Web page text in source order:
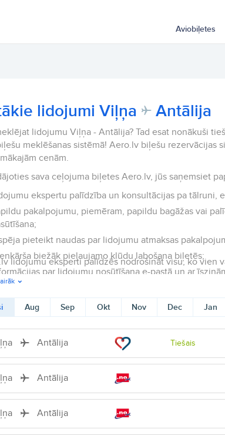
Aviobiļetes
lidojumi Viļņa Antālija
lidojumu Viļņa - Antālija? Tad esat nonākuši
meklēšanas sistēmā! Aero.lv biļešu rezervācijas
cenām.
sava ceļojuma biļetes Aero.lv, jūs saņemsiet
ekspertu palīdzība un konsultācijas pa tālruni,
pakalpojumu, piemēram, papildu bagāžas vai
pieteikt naudas par lidojumu atmaksas
biežāk pieļaujamo kļūdu labošana biļetēs;
par lidojumu nosūtīšana e-pastā un ar
lidojumu eksperti palīdzēs nodrošināt visu, ko vien
Aug Sep Okt Nov Dec Jan
Antālija Tiešais
Antālija
Antālija